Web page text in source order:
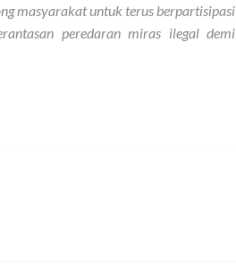
masyarakat untuk terus berpartisipasi
peredaran miras ilegal demi